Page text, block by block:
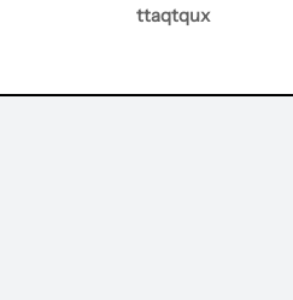
ttaqtqux